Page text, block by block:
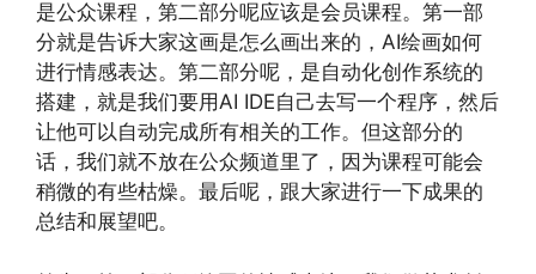
是公众课程，第二部分呢应该是会员课程。第一部
分就是告诉大家这画是怎么画出来的，AI绘画如何
进行情感表达。第二部分呢，是自动化创作系统的
搭建，就是我们要用AI IDE自己去写一个程序，然后
让他可以自动完成所有相关的工作。但这部分的
话，我们就不放在公众频道里了，因为课程可能会
稍微的有些枯燥。最后呢，跟大家进行一下成果的
总结和展望吧。